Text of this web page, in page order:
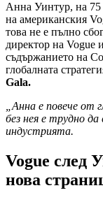
Анна Уинтур, на 75
на американския
това не е пълно
директор на Vogue
съдържанието на
глобалната
Gala.
„Анна е повече от
без нея е трудно
индустрията.
Vogue след
нова